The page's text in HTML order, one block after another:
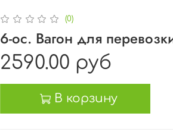
(0)
6-ос. Вагон для
2590.00 руб
В корзину